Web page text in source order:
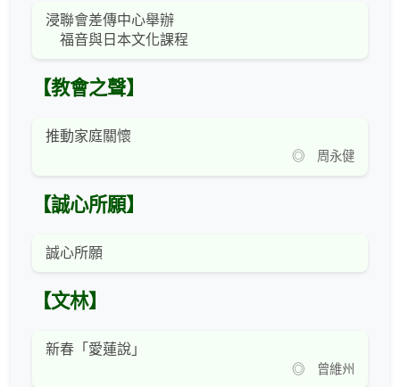
浸聯會差傳中心舉辦
福音與日本文化課程
【教會之聲】
推動家庭關懷
◎ 周永健
【誠心所願】
誠心所願
【文林】
新春「愛蓮說」
◎ 曾維州